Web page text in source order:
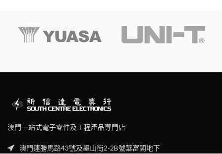
澳門一站式電子零件及工程產品專門店
澳門連勝馬路43號及墨山街2-2B號華富閣地下